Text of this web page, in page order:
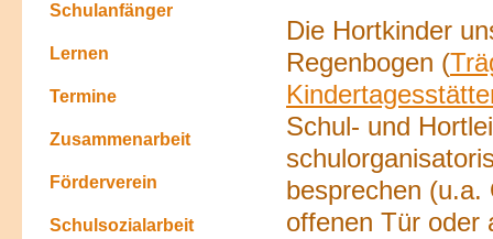
Schulanfänger
Lernen
Termine
Zusammenarbeit
Förderverein
Schulsozialarbeit
Die Hortkinder
Regenbogen (
Schul- und
besprechen (u.a.
offenen Tür oder